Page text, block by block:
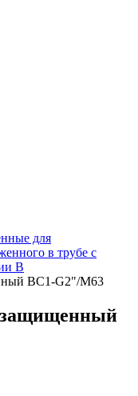
для
в трубе с
В
ВС1-G2"/М63